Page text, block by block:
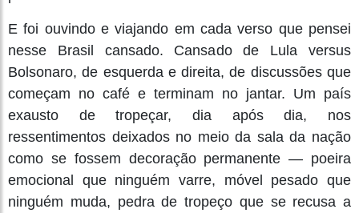
E foi ouvindo e viajando em cada verso que pensei
nesse Brasil cansado. Cansado de Lula versus
Bolsonaro, de esquerda e direita, de discussões que
começam no café e terminam no jantar. Um país
exausto de tropeçar, dia após dia, nos
ressentimentos deixados no meio da sala da nação
como se fossem decoração permanente — poeira
emocional que ninguém varre, móvel pesado que
ninguém muda, pedra de tropeço que se recusa a